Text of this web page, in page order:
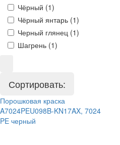
Чёрный (1)
Чёрный янтарь (1)
Черный глянец (1)
Шагрень (1)
Сортировать:
Порошковая краска
A7024PEU098B-KN17AX, 7024
PE черный